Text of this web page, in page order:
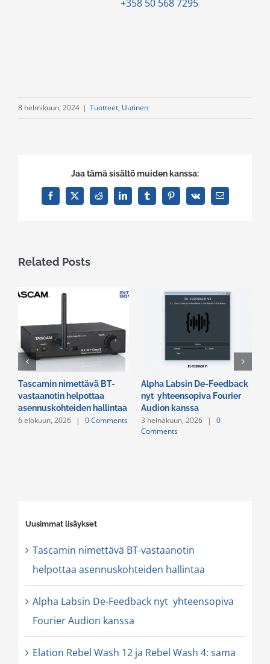
+358 50 568 7295
8 helmikuun, 2024 | Tuotteet, Uutinen
Jaa tämä sisältö muiden kanssa:
Facebook
X Reddit LinkedInTumblrPinterest
Vk Email
Related Posts
Tascamin nimettävä BT-
vastaanotin helpottaa
asennuskohteiden hallintaa
6 elokuun, 2026 | 0 Comments
Alpha Labsin De-Feedback
nyt yhteensopiva Fourier
Audion kanssa
3 heinäkuun, 2026 |
0
Comments
Uusimmat lisäykset
Tascamin nimettävä BT-vastaanotin
helpottaa asennuskohteiden hallintaa
Alpha Labsin De-Feedback nyt yhteensopiva
Fourier Audion kanssa
Elation Rebel Wash 12 ja Rebel Wash 4: sama